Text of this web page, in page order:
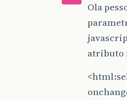
Ola
atributo